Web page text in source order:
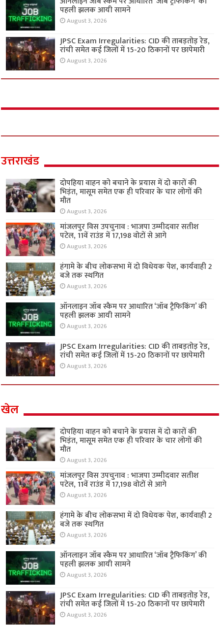
पहली झलक आयी सामने
August 3, 2026
JPSC Exam Irregularities: CID की ताबड़तोड़ रेड,
रांची समेत कई जिलों में 15-20 ठिकानों पर छापेमारी
August 3, 2026
उत्तराखंड
दोपहिया वाहन को बचाने के प्रयास में दो कारों की
भिड़ंत, मासूम समेत एक ही परिवार के चार लोगों की
मौत
August 3, 2026
मांजलपुर विस उपचुनाव : भाजपा उम्मीदवार सतीश
पटेल, 11वें राउंड में 17,198 वोटों से आगे
August 3, 2026
हंगामे के बीच लोकसभा में दो विधेयक पेश, कार्यवाही 2
बजे तक स्थगित
August 3, 2026
ऑनलाइन जॉब स्कैम पर आधारित ‘जॉब ट्रैफिकिंग’ की
पहली झलक आयी सामने
August 3, 2026
JPSC Exam Irregularities: CID की ताबड़तोड़ रेड,
रांची समेत कई जिलों में 15-20 ठिकानों पर छापेमारी
August 3, 2026
खेल
दोपहिया वाहन को बचाने के प्रयास में दो कारों की
भिड़ंत, मासूम समेत एक ही परिवार के चार लोगों की
मौत
August 3, 2026
मांजलपुर विस उपचुनाव : भाजपा उम्मीदवार सतीश
पटेल, 11वें राउंड में 17,198 वोटों से आगे
August 3, 2026
हंगामे के बीच लोकसभा में दो विधेयक पेश, कार्यवाही 2
बजे तक स्थगित
August 3, 2026
ऑनलाइन जॉब स्कैम पर आधारित ‘जॉब ट्रैफिकिंग’ की
पहली झलक आयी सामने
August 3, 2026
JPSC Exam Irregularities: CID की ताबड़तोड़ रेड,
रांची समेत कई जिलों में 15-20 ठिकानों पर छापेमारी
August 3, 2026